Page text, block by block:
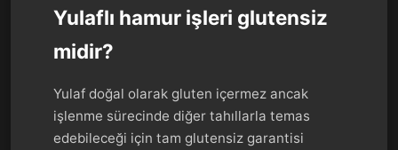
Yulaflı hamur işleri glutensiz
midir?
Yulaf doğal olarak gluten içermez ancak
işlenme sürecinde diğer tahıllarla temas
edebileceği için tam glutensiz garantisi